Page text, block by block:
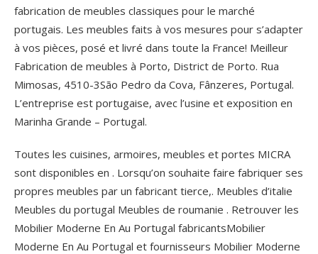
fabrication de meubles classiques pour le marché
portugais. Les meubles faits à vos mesures pour s’adapter
à vos pièces, posé et livré dans toute la France! Meilleur
Fabrication de meubles à Porto, District de Porto. Rua
Mimosas, 4510-3São Pedro da Cova, Fânzeres, Portugal.
L’entreprise est portugaise, avec l’usine et exposition en
Marinha Grande – Portugal.
Toutes les cuisines, armoires, meubles et portes MICRA
sont disponibles en . Lorsqu’on souhaite faire fabriquer ses
propres meubles par un fabricant tierce,. Meubles d’italie
Meubles du portugal Meubles de roumanie . Retrouver les
Mobilier Moderne En Au Portugal fabricantsMobilier
Moderne En Au Portugal et fournisseurs Mobilier Moderne